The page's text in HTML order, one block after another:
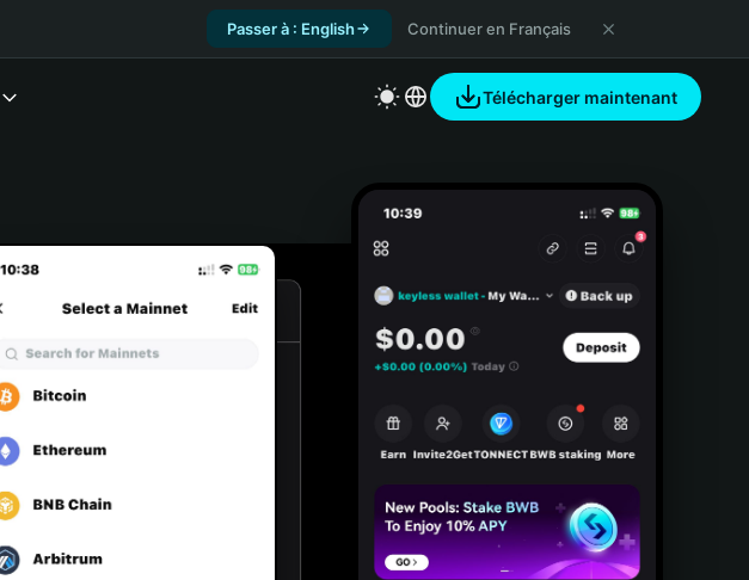
Passer à : English Continuer en Français
Télécharger maintenant